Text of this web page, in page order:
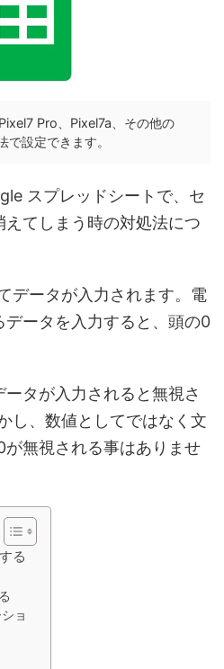
Pro、Pixel7a、その他の
で設定できます。
スプレッドシートで、セ
てしまう時の対処法につ
データが入力されます。電
ータを入力すると、頭の0
タが入力されると無視さ
し、数値としてではなく文
無視される事はありませ
る
ョ